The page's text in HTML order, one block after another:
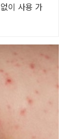
이 사용 가